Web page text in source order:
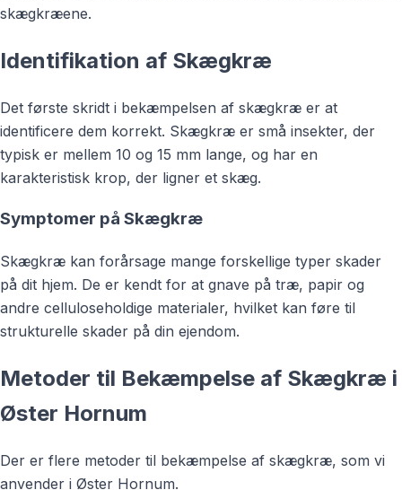
skægkræene.
Identifikation af Skægkræ
Det første skridt i bekæmpelsen af skægkræ er at
identificere dem korrekt. Skægkræ er små insekter, der
typisk er mellem 10 og 15 mm lange, og har en
karakteristisk krop, der ligner et skæg.
Symptomer på Skægkræ
Skægkræ kan forårsage mange forskellige typer skader
på dit hjem. De er kendt for at gnave på træ, papir og
andre celluloseholdige materialer, hvilket kan føre til
strukturelle skader på din ejendom.
Metoder til Bekæmpelse af Skægkræ i
Øster Hornum
Der er flere metoder til bekæmpelse af skægkræ, som vi
anvender i Øster Hornum.